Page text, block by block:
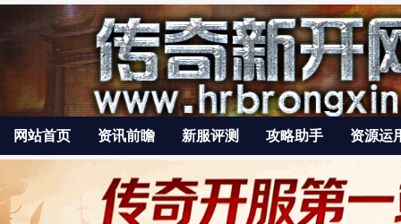
网站首页 资讯前瞻 新服评测 攻略助手 资源运